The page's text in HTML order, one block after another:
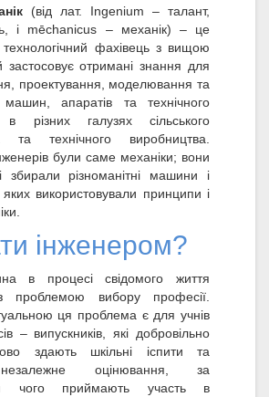
(від лат. Ingenium – талант,
і mēchanicus – механік) – це
технологічний фахівець з вищою
застосовує отримані знання для
проектування, моделювання та
машин, апаратів та технічного
в різних галузях сільського
та технічного виробництва.
були саме механіки; вони
збирали різноманітні машини і
використовували принципи і
інженером?
в процесі свідомого життя
проблемою вибору професії.
ця проблема є для учнів
– випускників, які добровільно
здають шкільні іспити та
оцінювання, за
чого приймають участь в